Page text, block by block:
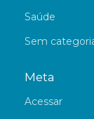
Saúde
Sem
Meta
Acessar